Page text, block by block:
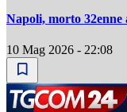
Napoli, morto 32enne
10 Mag 2026 - 22:08